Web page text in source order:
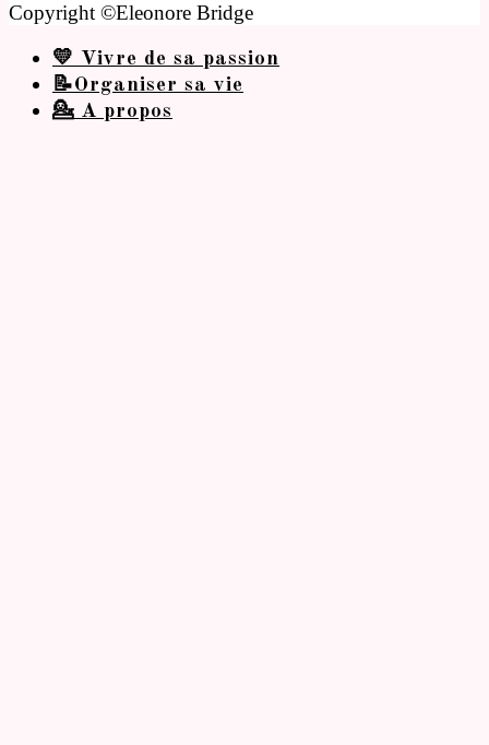
Copyright ©Eleonore Bridge
💛 Vivre de sa passion
📝Organiser sa vie
💁 A propos